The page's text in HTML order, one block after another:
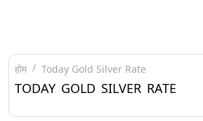
होम Today Gold Silver Rate
TODAY GOLD SILVER RATE